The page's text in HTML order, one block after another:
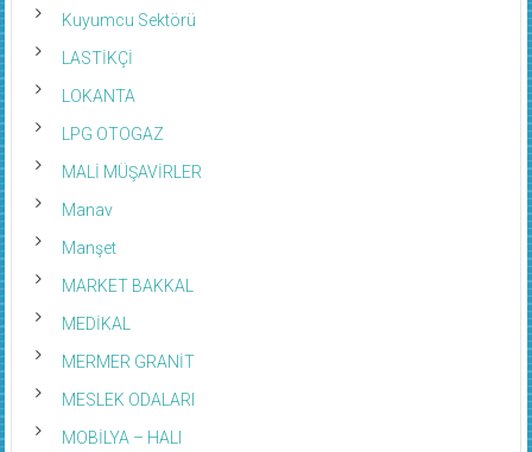
Kuyumcu Sektörü
LASTİKÇİ
LOKANTA
LPG OTOGAZ
MALİ MÜŞAVİRLER
Manav
Manşet
MARKET BAKKAL
MEDİKAL
MERMER GRANİT
MESLEK ODALARI
MOBİLYA – HALI